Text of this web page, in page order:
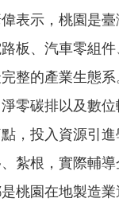
表示，桃園是
板、汽車零組
整的產業生態
零碳排以及數位
，投入資源引
紮根，實際輔
桃園在地製造